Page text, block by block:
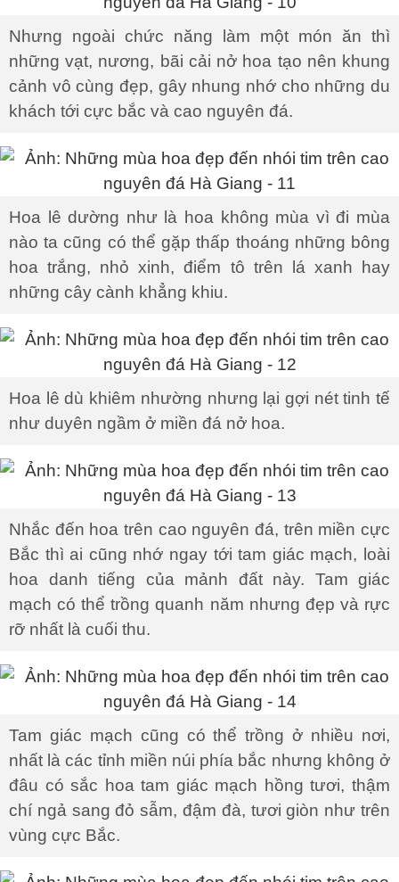
Nhưng ngoài chức năng làm một món ăn thì
những vạt, nương, bãi cải nở hoa tạo nên khung
cảnh vô cùng đẹp, gây nhung nhớ cho những du
khách tới cực bắc và cao nguyên đá.
Hoa lê dường như là hoa không mùa vì đi mùa
nào ta cũng có thể gặp thấp thoáng những bông
hoa trắng, nhỏ xinh, điểm tô trên lá xanh hay
những cây cành khẳng khiu.
Hoa lê dù khiêm nhường nhưng lại gợi nét tinh tế
như duyên ngầm ở miền đá nở hoa.
Nhắc đến hoa trên cao nguyên đá, trên miền cực
Bắc thì ai cũng nhớ ngay tới tam giác mạch, loài
hoa danh tiếng của mảnh đất này. Tam giác
mạch có thể trồng quanh năm nhưng đẹp và rực
rỡ nhất là cuối thu.
Tam giác mạch cũng có thể trồng ở nhiều nơi,
nhất là các tỉnh miền núi phía bắc nhưng không ở
đâu có sắc hoa tam giác mạch hồng tươi, thậm
chí ngả sang đỏ sẫm, đậm đà, tươi giòn như trên
vùng cực Bắc.